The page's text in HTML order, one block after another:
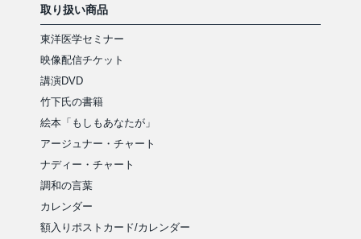
取り扱い商品
東洋医学セミナー
映像配信チケット
講演DVD
竹下氏の書籍
絵本「もしもあなたが」
アージュナー・チャート
ナディー・チャート
調和の言葉
カレンダー
額入りポストカード/カレンダー